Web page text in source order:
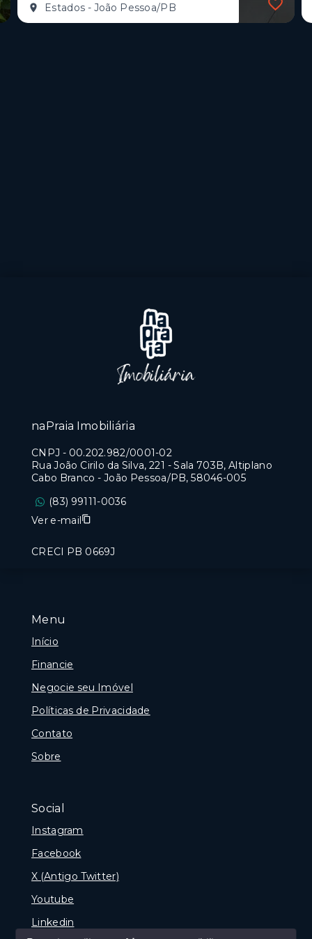
Estados - João Pessoa/PB
Menu
Início
Financie
Negocie seu Imóvel
Políticas de Privacidade
Contato
Sobre
Social
Instagram
Facebook
X (Antigo Twitter)
Youtube
Linkedin
naPraia Imobiliária
CNPJ - 00.202.982/0001-02
Rua João Cirilo da Silva, 221 - Sala 703B, Altiplano
Cabo Branco - João Pessoa/PB, 58046-005
(83) 99111-0036
Ver e-mail
CRECI PB 0669J